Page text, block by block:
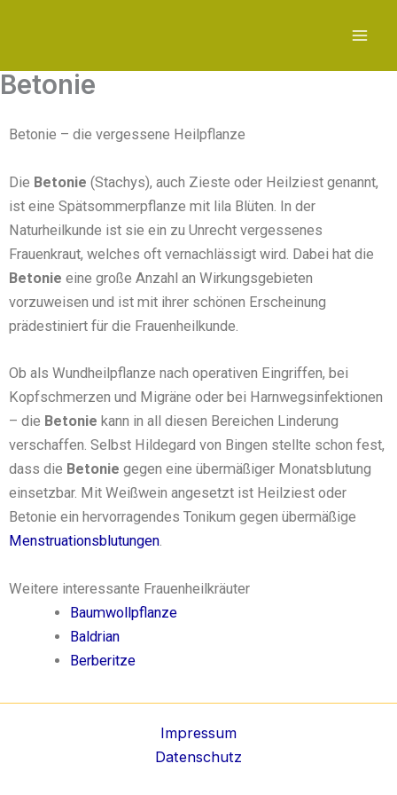
Betonie
Betonie – die vergessene Heilpflanze
Die Betonie (Stachys), auch Zieste oder Heilziest genannt,
ist eine Spätsommerpflanze mit lila Blüten. In der
Naturheilkunde ist sie ein zu Unrecht vergessenes
Frauenkraut, welches oft vernachlässigt wird. Dabei hat die
Betonie eine große Anzahl an Wirkungsgebieten
vorzuweisen und ist mit ihrer schönen Erscheinung
prädestiniert für die Frauenheilkunde.
Ob als Wundheilpflanze nach operativen Eingriffen, bei
Kopfschmerzen und Migräne oder bei Harnwegsinfektionen
– die Betonie kann in all diesen Bereichen Linderung
verschaffen. Selbst Hildegard von Bingen stellte schon fest,
dass die Betonie gegen eine übermäßiger Monatsblutung
einsetzbar. Mit Weißwein angesetzt ist Heilziest oder
Betonie ein hervorragendes Tonikum gegen übermäßige
Menstruationsblutungen.
Weitere interessante Frauenheilkräuter
Baumwollpflanze
Baldrian
Berberitze
Impressum
Datenschutz